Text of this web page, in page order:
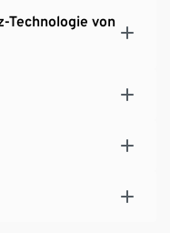
Ausziehen
den
Gummierung
Technologie von